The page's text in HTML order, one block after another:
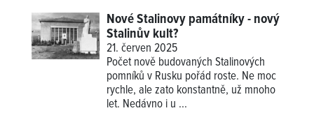
Nové Stalinovy památníky - nový
Stalinův kult?
21. červen 2025
Počet nově budovaných Stalinových
pomníků v Rusku pořád roste. Ne moc
rychle, ale zato konstantně, už mnoho
let. Nedávno i u ...